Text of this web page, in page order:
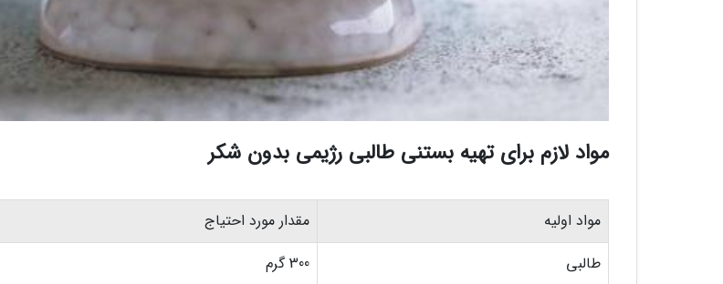
مواد لازم برای تهیه بستنی طالبی رژیمی بدون شکر
مواد اولیه
مقدار مورد احتیاج
طالبی
300 گرم